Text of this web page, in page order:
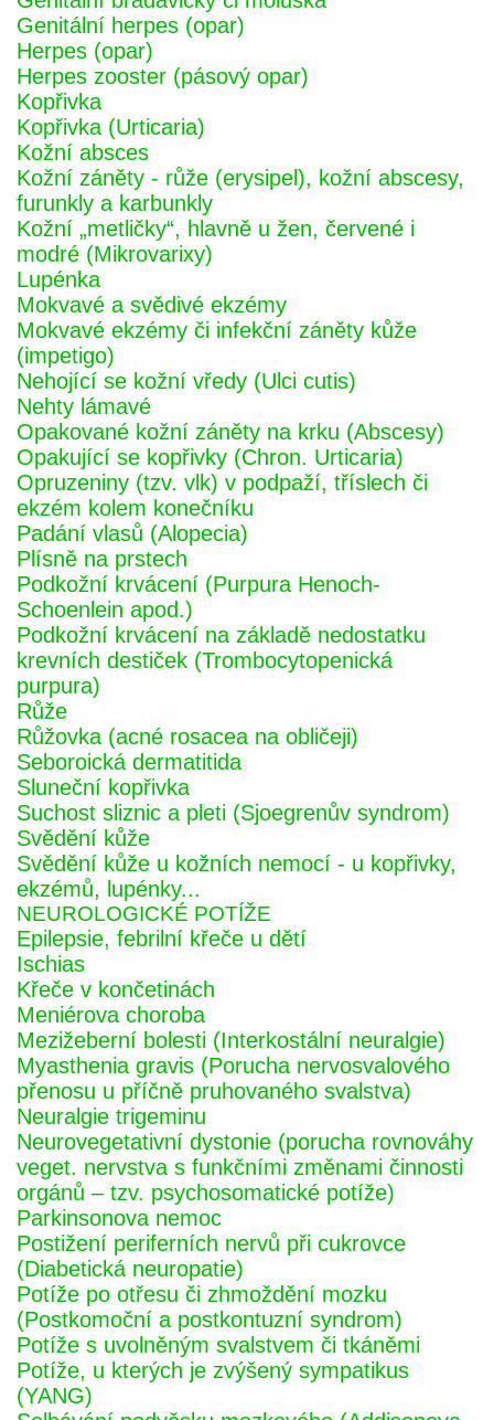
Genitální herpes (opar)
Herpes (opar)
Herpes zooster (pásový opar)
Kopřivka
Kopřivka (Urticaria)
Kožní absces
Kožní záněty - růže (erysipel), kožní abscesy,
furunkly a karbunkly
Kožní „metličky“, hlavně u žen, červené i
modré (Mikrovarixy)
Lupénka
Mokvavé a svědivé ekzémy
Mokvavé ekzémy či infekční záněty kůže
(impetigo)
Nehojící se kožní vředy (Ulci cutis)
Nehty lámavé
Opakované kožní záněty na krku (Abscesy)
Opakující se kopřivky (Chron. Urticaria)
Opruzeniny (tzv. vlk) v podpaží, tříslech či
ekzém kolem konečníku
Padání vlasů (Alopecia)
Plísně na prstech
Podkožní krvácení (Purpura Henoch-
Schoenlein apod.)
Podkožní krvácení na základě nedostatku
krevních destiček (Trombocytopenická
purpura)
Růže
Růžovka (acné rosacea na obličeji)
Seboroická dermatitida
Sluneční kopřivka
Suchost sliznic a pleti (Sjoegrenův syndrom)
Svědění kůže
Svědění kůže u kožních nemocí - u kopřivky,
ekzémů, lupénky...
NEUROLOGICKÉ POTÍŽE
Epilepsie, febrilní křeče u dětí
Ischias
Křeče v končetinách
Meniérova choroba
Mezižeberní bolesti (Interkostální neuralgie)
Myasthenia gravis (Porucha nervosvalového
přenosu u příčně pruhovaného svalstva)
Neuralgie trigeminu
Neurovegetativní dystonie (porucha rovnováhy
veget. nervstva s funkčními změnami činnosti
orgánů – tzv. psychosomatické potíže)
Parkinsonova nemoc
Postižení periferních nervů při cukrovce
(Diabetická neuropatie)
Potíže po otřesu či zhmoždění mozku
(Postkomoční a postkontuzní syndrom)
Potíže s uvolněným svalstvem či tkáněmi
Potíže, u kterých je zvýšený sympatikus
(YANG)